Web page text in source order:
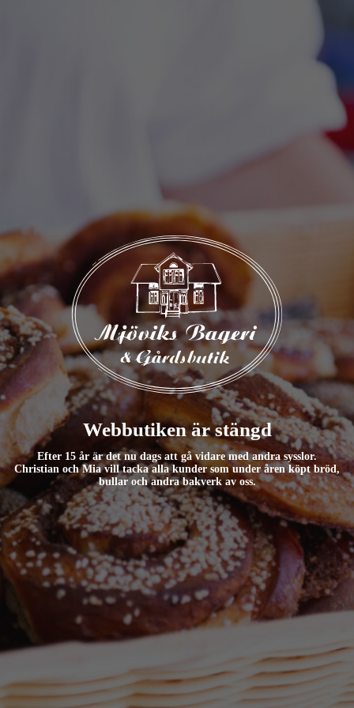
Webbutiken är stängd
Efter 15 år är det nu dags att gå vidare med andra sysslor.
Christian och Mia vill tacka alla kunder som under åren köpt bröd,
bullar och andra bakverk av oss.